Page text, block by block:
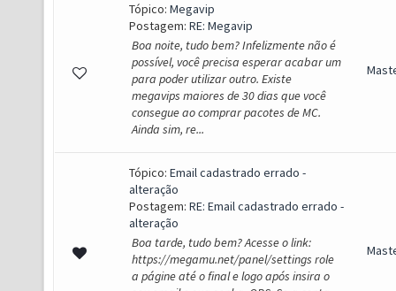
Tópico: Megavip
Postagem: RE: Megavip
Boa noite, tudo bem? Infelizmente não é
possível, você precisa esperar acabar um
para poder utilizar outro. Existe
megavips maiores de 30 dias que você
consegue ao comprar pacotes de MC.
Ainda sim, re...
Tópico: Email cadastrado errado -
alteração
Postagem: RE: Email cadastrado errado -
alteração
Boa tarde, tudo bem? Acesse o link:
https://megamu.net/panel/settings role
a págine até o final e logo após insira o